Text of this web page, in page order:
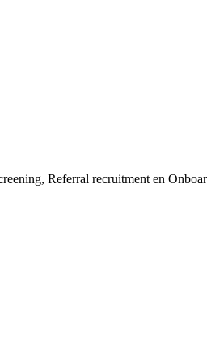
Referral recruitment en